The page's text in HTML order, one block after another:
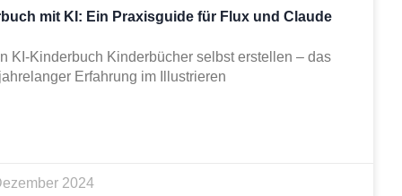
mit KI: Ein Praxisguide für Flux und Claude
KI-Kinderbuch Kinderbücher selbst erstellen – das
Erfahrung im Illustrieren
2024